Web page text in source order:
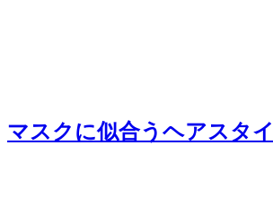
マスクに似合うヘアスタ